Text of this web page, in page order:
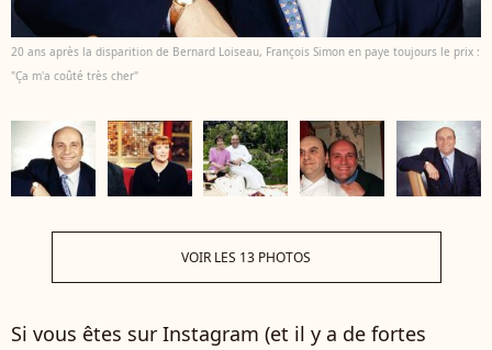
20 ans après la disparition de Bernard Loiseau, François Simon en paye toujours le prix :
"Ça m'a coûté très cher"
VOIR LES 13 PHOTOS
Si vous êtes sur Instagram (et il y a de fortes